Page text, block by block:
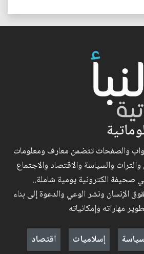
والصفحات تتضمن معارف ومعلومات
والسياسة والاقتصاد والاجتماع
صحيفة الكترونية يومية شاملة..
الإنسان ونشر الوعي والدعوة إلى بناء
مهاراته وإمكانياته
إسلاميات اقتصاد